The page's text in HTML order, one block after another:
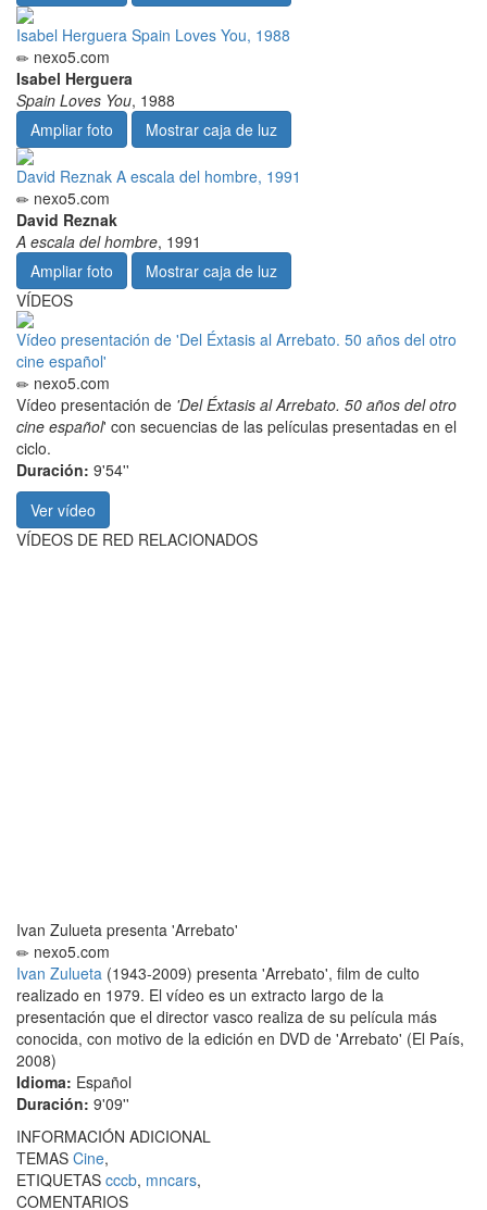
Isabel Herguera Spain Loves You, 1988
nexo5.com
Isabel Herguera
Spain Loves You, 1988
Ampliar foto
Mostrar caja de luz
David Reznak A escala del hombre, 1991
nexo5.com
David Reznak
A escala del hombre, 1991
Ampliar foto
Mostrar caja de luz
VÍDEOS
Vídeo presentación de 'Del Éxtasis al Arrebato. 50 años del otro
cine español'
nexo5.com
Vídeo presentación de 'Del Éxtasis al Arrebato. 50 años del otro
cine español' con secuencias de las películas presentadas en el
ciclo.
Duración: 9'54''
Ver vídeo
VÍDEOS DE RED RELACIONADOS
Ivan Zulueta presenta 'Arrebato'
nexo5.com
Ivan Zulueta (1943-2009) presenta 'Arrebato', film de culto
realizado en 1979. El vídeo es un extracto largo de la
presentación que el director vasco realiza de su película más
conocida, con motivo de la edición en DVD de 'Arrebato' (El País,
2008)
Idioma: Español
Duración: 9'09''
INFORMACIÓN ADICIONAL
TEMAS Cine,
ETIQUETAS cccb, mncars,
COMENTARIOS